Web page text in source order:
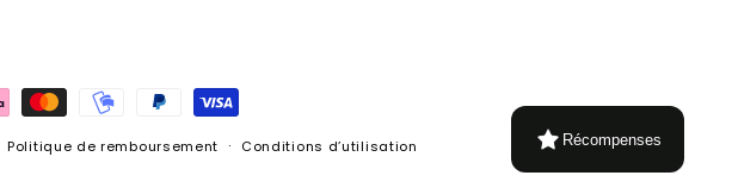
Politique de remboursement Conditions d’utilisation Récompenses